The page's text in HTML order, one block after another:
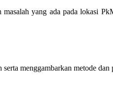
yang ada pada lokasi
menggambarkan metode